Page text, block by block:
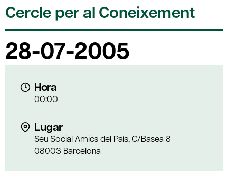
Cercle per al Coneixement
28-07-2005
Hora
00:00
Lugar
Seu Social Amics del País, C/Basea 8
08003 Barcelona